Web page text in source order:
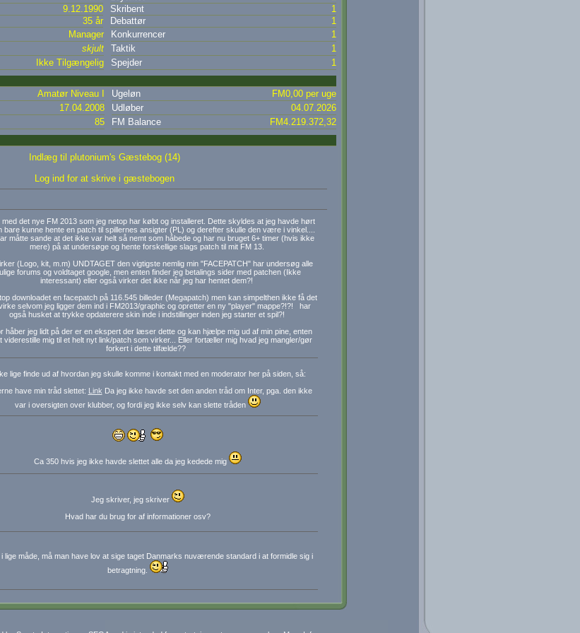
9.12.1990 Skribent
1
35 år Debattør
1
Manager Konkurrencer
1
skjult Taktik
1
Ikke Tilgængelig Spejder
1
Amatør Niveau I Ugeløn
FM0,00 per uge
17.04.2008 Udløber
04.07.2026
85 FM Balance
FM4.219.372,32
Indlæg til plutonium's Gæstebog (14)
Log ind for at skrive i gæstebogen
med det nye FM 2013 som jeg netop har købt og installeret. Dette skyldes at jeg havde hørt
bare kunne hente en patch til spillernes ansigter (PL) og derefter skulle den være i vinkel....
måtte sande at det ikke var helt så nemt som håbede og har nu bruget 6+ timer (hvis ikke
mere) på at undersøge og hente forskellige slags patch til mit FM 13.
(Logo, kit, m.m) UNDTAGET den vigtigste nemlig min "FACEPATCH" har undersøg alle
forums og voldtaget google, men enten finder jeg betalings sider med patchen (Ikke
interessant) eller også virker det ikke når jeg har hentet dem?!
downloadet en facepatch på 116.545 billeder (Megapatch) men kan simpelthen ikke få det
selvom jeg ligger dem ind i FM2013/graphic og opretter en ny "player" mappe?!?! har
også husket at trykke opdaterere skin inde i indstillinger inden jeg starter et spil?!
håber jeg lidt på der er en ekspert der læser dette og kan hjælpe mig ud af min pine, enten
viderestille mig til et helt nyt link/patch som virker... Eller fortæller mig hvad jeg mangler/gør
forkert i dette tilfælde??
lige finde ud af hvordan jeg skulle komme i kontakt med en moderator her på siden, så:
have min tråd slettet: Link Da jeg ikke havde set den anden tråd om Inter, pga. den ikke
var i oversigten over klubber, og fordi jeg ikke selv kan slette tråden
Ca 350 hvis jeg ikke havde slettet alle da jeg kedede mig
Jeg skriver, jeg skriver
Hvad har du brug for af informationer osv?
lige måde, må man have lov at sige taget Danmarks nuværende standard i at formidle sig i
betragtning.